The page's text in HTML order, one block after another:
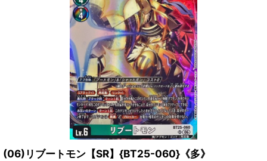
(06)リブートモン【SR】{BT25-060}《多》